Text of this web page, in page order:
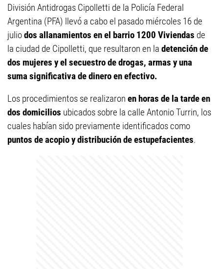
División Antidrogas Cipolletti de la Policía Federal
Argentina (PFA) llevó a cabo el pasado miércoles 16 de
juliodos allanamientos en el barrio 1200 Viviendas de
la ciudad de Cipolletti, que resultaron en la detención de
dos mujeres y el secuestro de drogas, armas y una
suma significativa de dinero en efectivo.
Los procedimientos se realizaron en horas de la tarde en
dos domicilios ubicados sobre la calle Antonio Turrin, los
cuales habían sido previamente identificados como
puntos de acopio y distribución de estupefacientes.